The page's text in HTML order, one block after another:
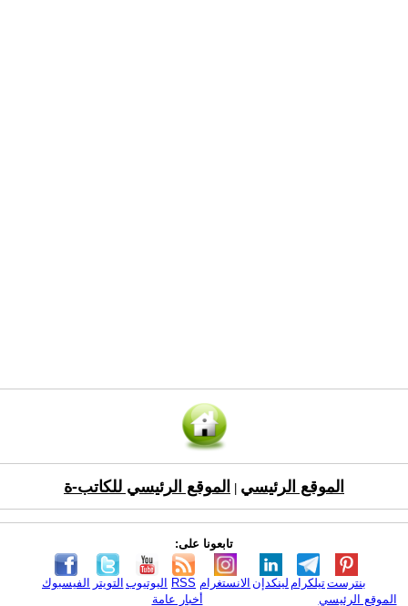
الموقع الرئيسي الموقع الرئيسي للكاتب-ة
تابعونا على:
الفيسبوك التويتر اليوتيوب RSS الانستغرام لينكدإن تيلكرامبنترست
الموقع الرئيسي
أخبار عامة